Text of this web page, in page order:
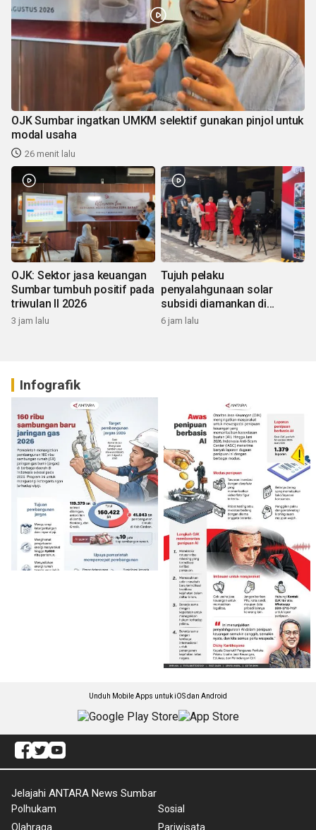
OJK Sumbar ingatkan UMKM selektif gunakan pinjol untuk
modal usaha
26 menit lalu
OJK: Sektor jasa keuangan
Sumbar tumbuh positif pada
triwulan II 2026
3 jam lalu
Tujuh pelaku
penyalahgunaan solar
subsidi diamankan di
Sumbar
6 jam lalu
Infografik
Unduh Mobile Apps untuk iOS dan Android
Jelajahi ANTARA News Sumbar
Polhukam
Olahraga
Sosial
Pariwisata